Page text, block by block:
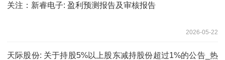
关注：新睿电子: 盈利预测报告及审核报告
2026-05-22
天际股份: 关于持股5%以上股东减持股份超过1%的公告_热